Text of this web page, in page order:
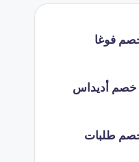
فوغا
خصم أديداس
طلبات